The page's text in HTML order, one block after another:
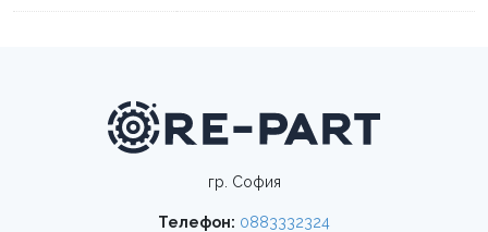
гр. София
Телефон: 0883332324